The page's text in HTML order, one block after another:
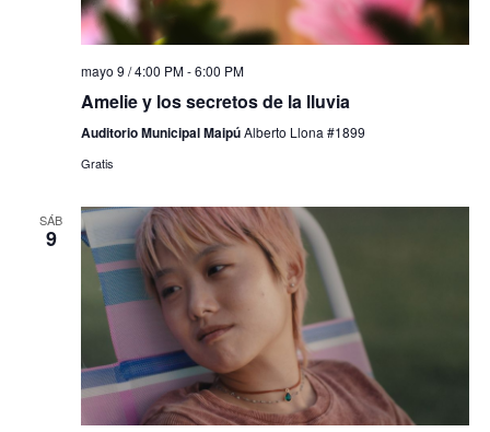
mayo 9 / 4:00 PM-6:00 PM
Amelie y los secretos de la lluvia
Auditorio Municipal MaipúAlberto Llona #1899
Gratis
SÁB
9